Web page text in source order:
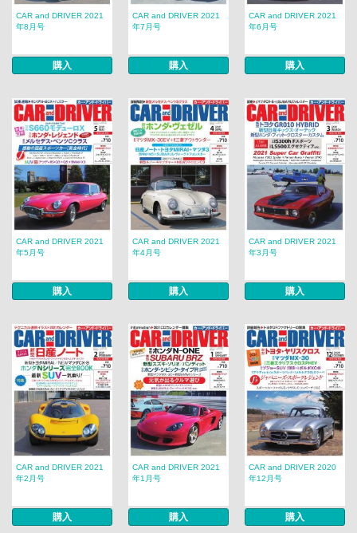
CAR and DRIVER 2021
年8月号
購入
CAR and DRIVER 2021
年7月号
購入
CAR and DRIVER 2021
年6月号
購入
CAR and DRIVER 2021
年5月号
購入
CAR and DRIVER 2021
年4月号
購入
CAR and DRIVER 2021
年3月号
購入
CAR and DRIVER 2021
年2月号
購入
CAR and DRIVER 2021
年1月号
購入
CAR and DRIVER 2020
年12月号
購入